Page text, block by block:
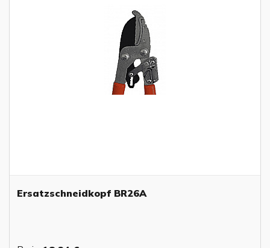
Ersatzschneidkopf BR26A